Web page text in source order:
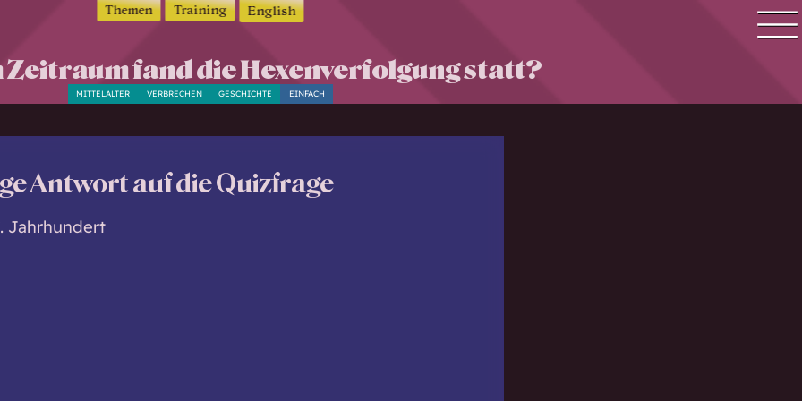
Quiz Themen
Themen Training English
Zeitraum fand die Hexenverfolgung statt?
EINFACH
GESCHICHTE
VERBRECHEN
MITTELALTER
Antwort auf die Quizfrage
Jahrhundert